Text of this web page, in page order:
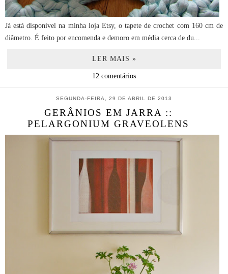
Já está disponível na minha loja Etsy, o tapete de crochet com 160 cm de
diâmetro. É feito por encomenda e demoro em média cerca de du...
LER MAIS »
12 comentários
SEGUNDA-FEIRA, 29 DE ABRIL DE 2013
GERÂNIOS EM JARRA ::
PELARGONIUM GRAVEOLENS